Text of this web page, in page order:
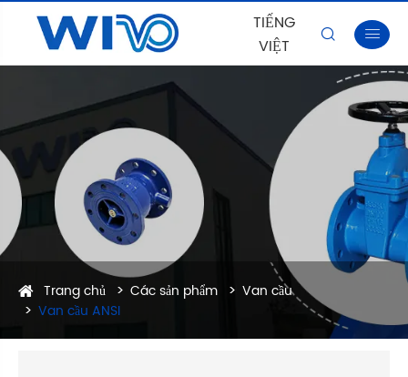
TIẾNG
VIỆT
 
Trang chủ Các sản phẩm
Van cầu
Van cầu ANSI